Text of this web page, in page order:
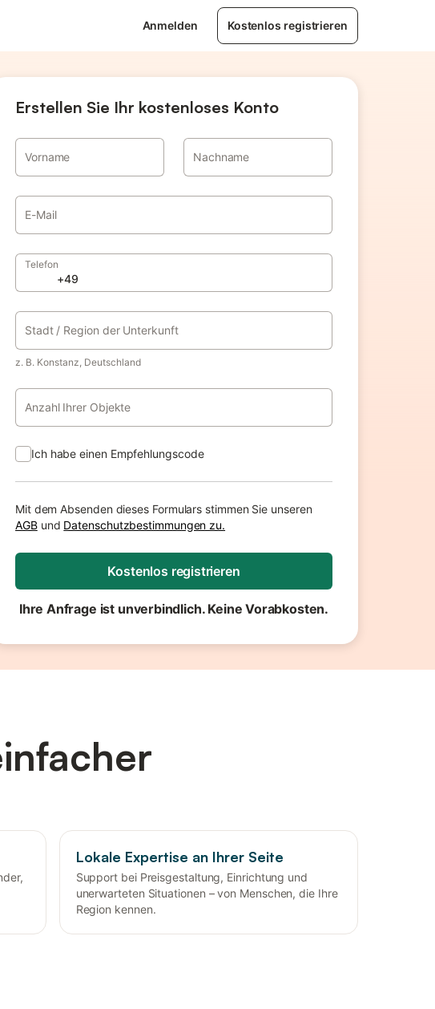
Anmelden Kostenlos registrieren
Erstellen Sie Ihr kostenloses Konto
Vorname Nachname
E-Mail
Telefon
z. B. Konstanz, Deutschland
Stadt / Region der Unterkunft
Anzahl Ihrer Objekte
Ich habe einen Empfehlungscode
Mit dem Absenden dieses Formulars stimmen Sie unseren
AGB und Datenschutzbestimmungen zu.
Kostenlos registrieren
Ihre Anfrage ist unverbindlich. Keine Vorabkosten.
Lokale Expertise an Ihrer Seite
Support bei Preisgestaltung, Einrichtung und
unerwarteten Situationen – von Menschen, die Ihre
Region kennen.